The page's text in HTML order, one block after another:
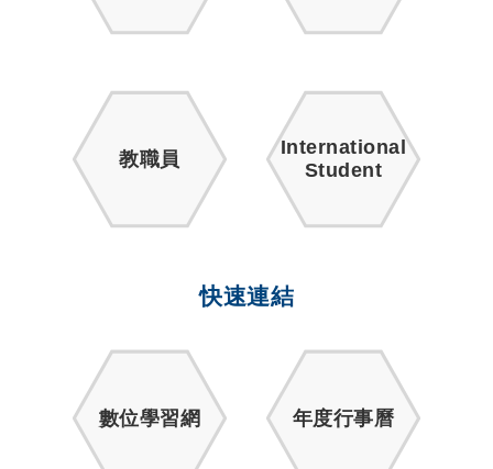
教職員
International
Student
快速連結
數位學習網 年度行事曆